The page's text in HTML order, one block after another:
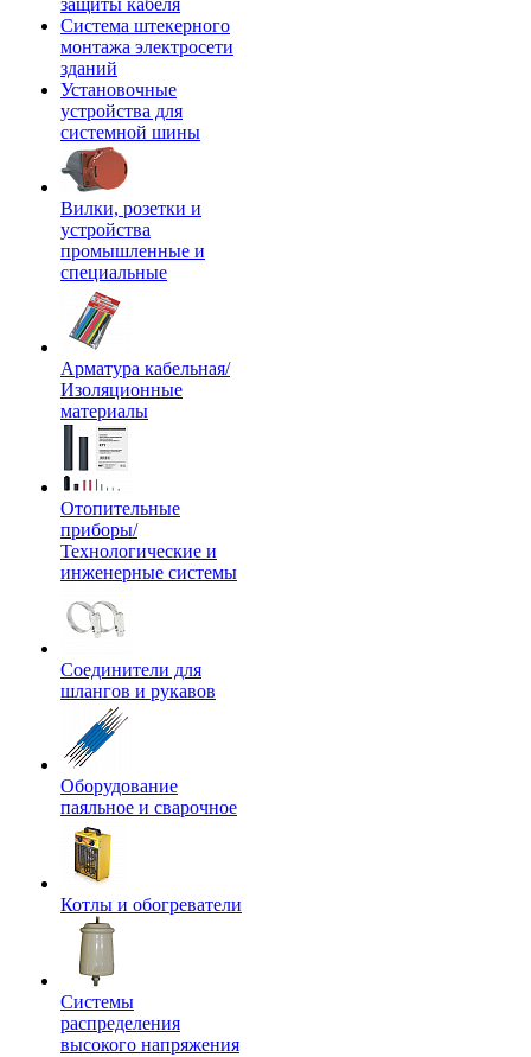
защиты кабеля
Система штекерного
монтажа электросети
зданий
Установочные
устройства для
системной шины
Вилки, розетки и
устройства
промышленные и
специальные
Арматура кабельная/
Изоляционные
материалы
Отопительные
приборы/
Технологические и
инженерные системы
Соединители для
шлангов и рукавов
Оборудование
паяльное и сварочное
Котлы и обогреватели
Системы
распределения
высокого напряжения